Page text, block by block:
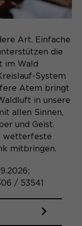
Cookies sind
auf der
Website, Sie
Ihre Sitzung
einen
die Benutzer-
(sog.
Nutzers.
wieder
Besuchers.
Daten der
GTranslate.
gewählte
Art. Einfache
die
im Wald
System
Atem bringt
in unsere
allen Sinnen,
und Geist.
wetterfeste
mitbringen.
/ 53541